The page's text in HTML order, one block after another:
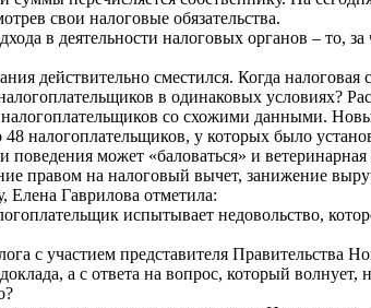
свои налоговые обязательства.
в деятельности налоговых органов – то,
действительно сместился. Когда
в одинаковых условиях?
со схожими данными.
налогоплательщиков, у которых было
может «баловаться» и
правом на налоговый вычет, занижение
Елена Гаврилова отметила:
испытывает недовольство,
с участием представителя Правительства
а с ответа на вопрос, который